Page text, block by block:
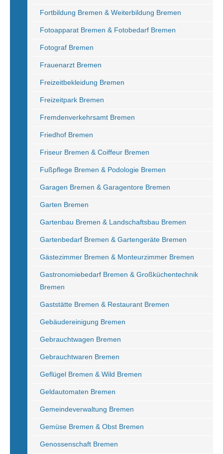
Fortbildung Bremen & Weiterbildung Bremen
Fotoapparat Bremen & Fotobedarf Bremen
Fotograf Bremen
Frauenarzt Bremen
Freizeitbekleidung Bremen
Freizeitpark Bremen
Fremdenverkehrsamt Bremen
Friedhof Bremen
Friseur Bremen & Coiffeur Bremen
Fußpflege Bremen & Podologie Bremen
Garagen Bremen & Garagentore Bremen
Garten Bremen
Gartenbau Bremen & Landschaftsbau Bremen
Gartenbedarf Bremen & Gartengeräte Bremen
Gästezimmer Bremen & Monteurzimmer Bremen
Gastronomiebedarf Bremen & Großküchentechnik
Bremen
Gaststätte Bremen & Restaurant Bremen
Gebäudereinigung Bremen
Gebrauchtwagen Bremen
Gebrauchtwaren Bremen
Geflügel Bremen & Wild Bremen
Geldautomaten Bremen
Gemeindeverwaltung Bremen
Gemüse Bremen & Obst Bremen
Genossenschaft Bremen